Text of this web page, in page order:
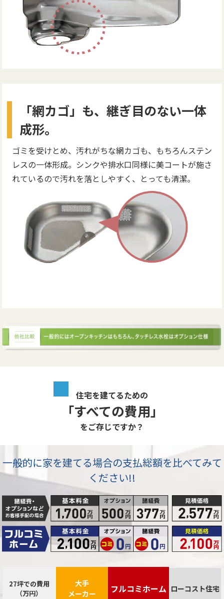
「網カゴ」も、継ぎ目のない一体
成形。
ゴミを受けとめ、汚れがちな網カゴも、もちろんステン
レスの一体形成。シンクや排水口同様に美コートが施さ
れているので汚れを落としやすく、とっても清潔。
住宅を建てるための
「すべての費用」
をご存じですか？
一般的に家を建てる場合の支払総額を比べてみて
ください!!
27坪での費用
（万円）
大手
メーカー
フルコミホーム ローコスト住宅